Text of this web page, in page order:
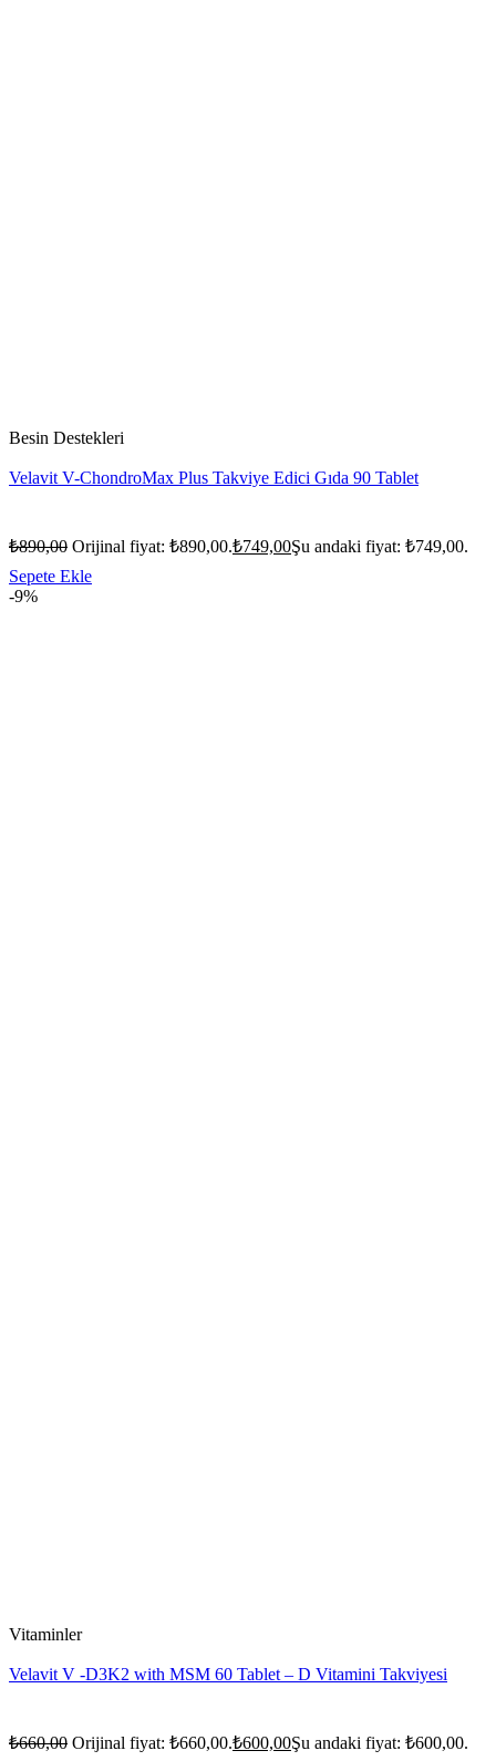
Besin Destekleri
Velavit V-ChondroMax Plus Takviye Edici Gıda 90 Tablet
₺890,00 Orijinal fiyat: ₺890,00.₺749,00Şu andaki fiyat: ₺749,00.
Sepete Ekle
-9%
Vitaminler
Velavit V -D3K2 with MSM 60 Tablet – D Vitamini Takviyesi
₺660,00 Orijinal fiyat: ₺660,00.₺600,00Şu andaki fiyat: ₺600,00.